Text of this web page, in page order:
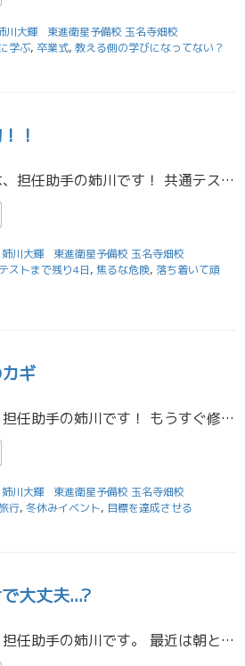
川大輝
東進衛星予備校 玉名寺畑校
学ぶ, 卒業式, 教える側の学びになってない？
！
こんにちは、担任助手の姉川です！ 共通テスト本番まで、残すところあと3日となりました...。 今日は、皆さんが本番で実力を出し切れるよう、僕が実際に共通テストでやらかしてしまった失敗談を書こうと思います。 「焦るとこう […]
姉川大輝
東進衛星予備校 玉名寺畑校
ストまで残り4日, 焦るな危険, 落ち着いて頑
ギ
こんにちは、担任助手の姉川です！ もうすぐ修学旅行の高１生、準備は順調ですか？ 私の代はコロナの影響で修学旅行に行けなかったので、みんなの話を聞くと正直「羨ましいな～！」と思っています（笑）。 そんなことはさておき... […]
姉川大輝
東進衛星予備校 玉名寺畑校
行, 冬休みイベント, 目標を達成させる
大丈夫...?
こんにちは！担任助手の姉川です。 最近は朝と夜の冷え込みが厳しくなり、体調を崩しやすい時期です。入試本番に向けて、風邪をひかないよう、手洗いうがいや体調管理には十分気を付けましょう！ 最近感じること... 東進で皆さんの […]